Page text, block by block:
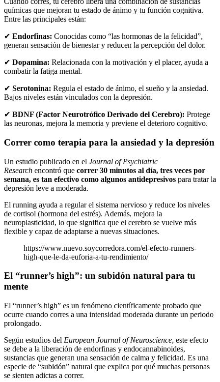
químicas que mejoran tu estado de ánimo y tu función cognitiva.
Entre las principales están:
✔ Endorfinas: Conocidas como “las hormonas de la felicidad”,
generan sensación de bienestar y reducen la percepción del dolor.
✔ Dopamina: Relacionada con la motivación y el placer, ayuda a
combatir la fatiga mental.
✔ Serotonina: Regula el estado de ánimo, el sueño y la ansiedad.
Bajos niveles están vinculados con la depresión.
✔ BDNF (Factor Neurotrófico Derivado del Cerebro): Protege
las neuronas, mejora la memoria y previene el deterioro cognitivo.
Correr como terapia para la ansiedad y la depresión
Un estudio publicado en el Journal of Psychiatric
Research encontró que correr 30 minutos al día, tres veces por
semana, es tan efectivo como algunos antidepresivos para tratar la
depresión leve a moderada.
El running ayuda a regular el sistema nervioso y reduce los niveles
de cortisol (hormona del estrés). Además, mejora la
neuroplasticidad, lo que significa que el cerebro se vuelve más
flexible y capaz de adaptarse a nuevas situaciones.
https://www.nuevo.soycorredora.com/el-efecto-runners-
high-que-le-da-euforia-a-tu-rendimiento/
El “runner’s high”: un subidón natural para tu
mente
El “runner’s high” es un fenómeno científicamente probado que
ocurre cuando corres a una intensidad moderada durante un periodo
prolongado.
Según estudios del European Journal of Neuroscience, este efecto
se debe a la liberación de endorfinas y endocannabinoides,
sustancias que generan una sensación de calma y felicidad. Es una
especie de “subidón” natural que explica por qué muchas personas
se sienten adictas a correr.